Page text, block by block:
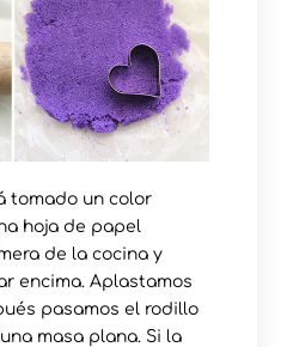
tomado un color
hoja de papel
de la cocina y
encima. Aplastamos
pasamos el rodillo
masa plana. Si la